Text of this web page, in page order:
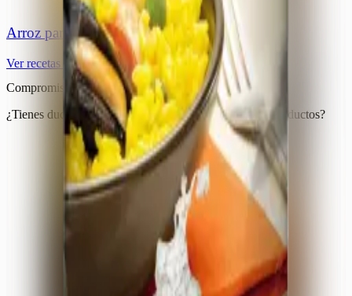
Arroz para Paella G1
Ver recetas usando estos productos
Compromiso de Calidad
¿Tienes dudas o algun problema con uno de nuestros productos?